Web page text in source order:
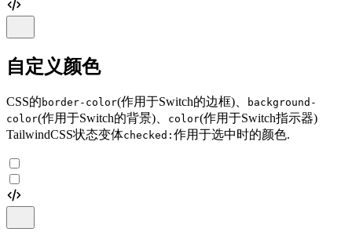
自定义颜色
CSS的 border-color(作用于Switch的边框)、
background-
color(作用于Switch的背景)、 color(作用于Switch指示器)
TailwindCSS状态变体checked: 作用于选中时的颜色.